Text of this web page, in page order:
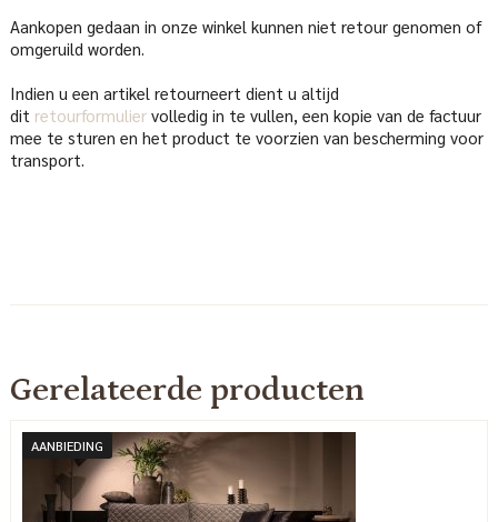
Aankopen gedaan in onze winkel kunnen niet retour genomen of
omgeruild worden.
Indien u een artikel retourneert dient u altijd
dit retourformuliervolledig in te vullen, een kopie van de factuur
mee te sturen en het product te voorzien van bescherming voor
transport.
Gerelateerde producten
AANBIEDING